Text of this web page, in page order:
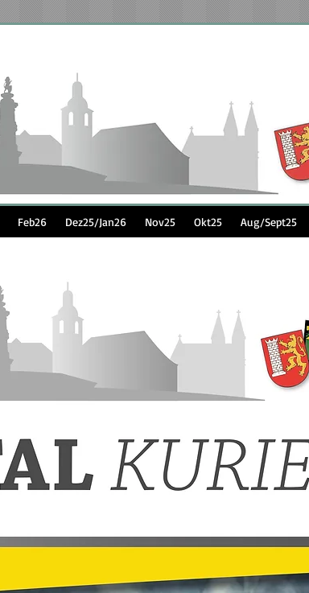
Feb26 Dez25/Jan26 Nov25 Okt25 Aug/Sept25